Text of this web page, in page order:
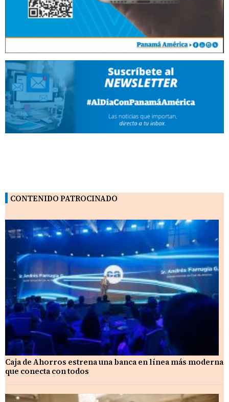
CONTENIDO PATROCINADO
Caja de Ahorros estrena una banca en línea más moderna
que conecta con todos